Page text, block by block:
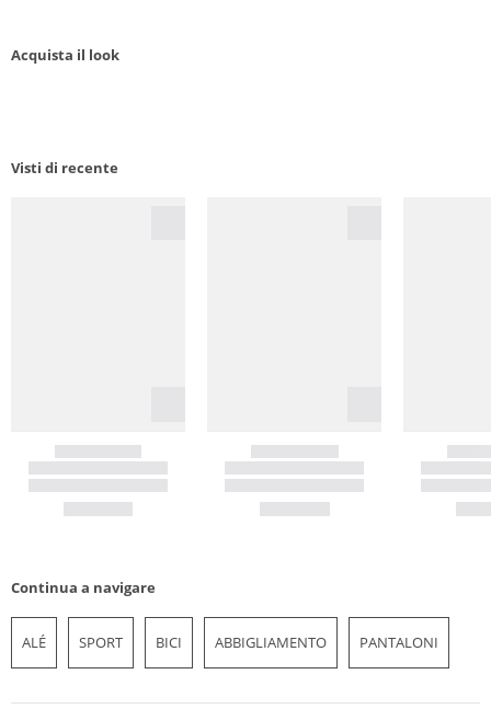
Acquista il look
Visti di recente
Continua a navigare
ALÉ SPORT BICI ABBIGLIAMENTO PANTALONI